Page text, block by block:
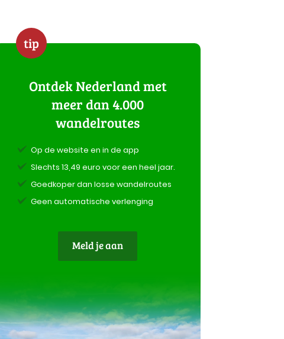
tip
Ontdek Nederland met
meer dan 4.000
wandelroutes
Op de website en in de app
Slechts 13,49 euro voor een heel jaar.
Goedkoper dan losse wandelroutes
Geen automatische verlenging
Meld je aan